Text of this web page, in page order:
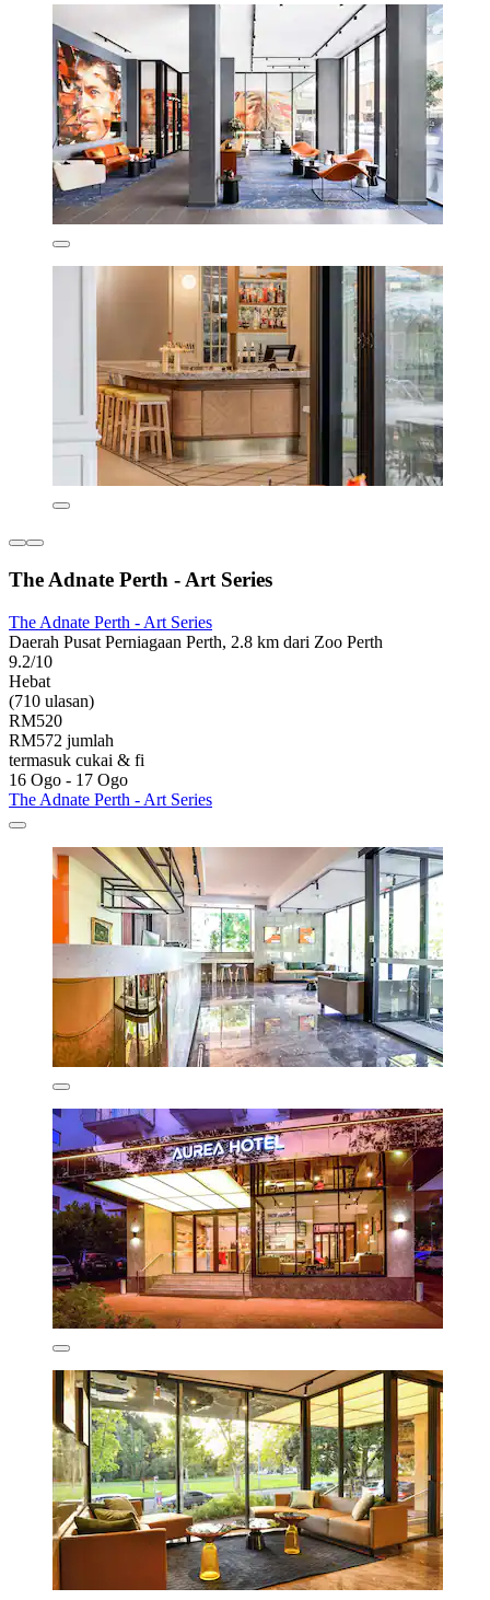
The Adnate Perth - Art Series
The Adnate Perth - Art Series
Daerah Pusat Perniagaan Perth, 2.8 km dari Zoo Perth
9.2/10
Hebat
(710 ulasan)
RM520
RM572 jumlah
termasuk cukai & fi
16 Ogo - 17 Ogo
The Adnate Perth - Art Series